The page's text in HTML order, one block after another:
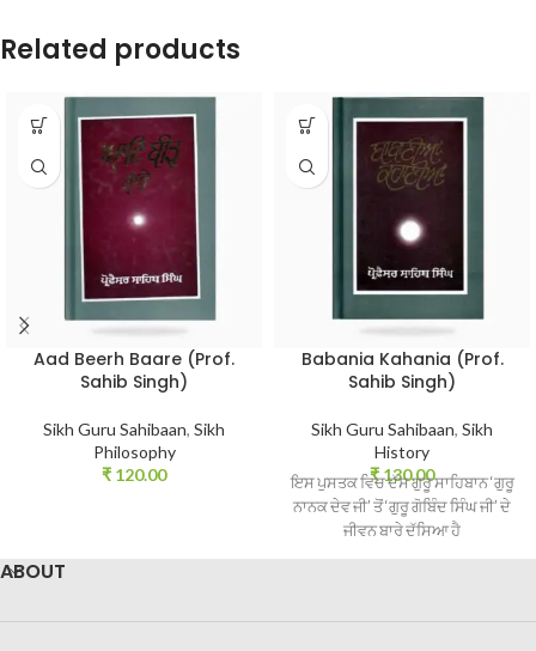
Related products
Aad Beerh Baare (Prof.
Sahib Singh)
Sikh Guru Sahibaan, Sikh
Philosophy
₹ 120.00
Babania Kahania (Prof.
Sahib Singh)
Sikh Guru Sahibaan, Sikh
History
₹130.00
ਇਸ ਪੁਸਤਕ ਵਿਚ ਦੱਸ ਗੁਰੂ ਸਾਹਿਬਾਨ ‘ਗੁਰੂ
ਨਾਨਕ ਦੇਵ ਜੀ’ ਤੋਂ ‘ਗੁਰੂ ਗੋਬਿੰਦ ਸਿੰਘ ਜੀ’ ਦੇ
ਜੀਵਨ ਬਾਰੇ ਦੱਸਿਆ ਹੈ
ABOUT